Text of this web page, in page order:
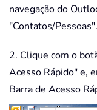
navegação do
"Contatos/Pessoas".
2. Clique com o
Acesso Rápido" e,
Barra de Acesso